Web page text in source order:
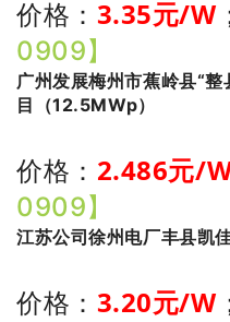
价格： 3.35元/W
0909】
广州发展梅州市蕉岭县“
目（12.5MWp）
价格： 2.486元/
0909】
江苏公司徐州电厂丰县凯
价格： 3.20元/W